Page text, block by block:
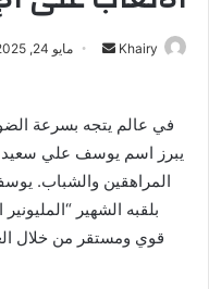
Khairy
ل
ب
ر
مايو 24, 2025
في عالم يتجه بسرعة
يبرز اسم يوسف علي سعيد
بلقبه الشهير
قوي ومستقر من خلال